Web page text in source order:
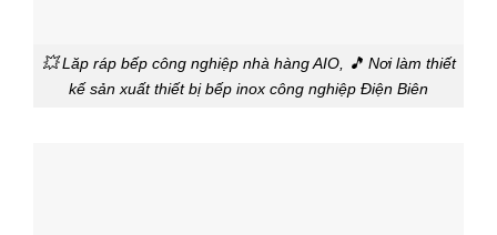
💥 Lăp ráp bếp công nghiệp nhà hàng AIO, 🎵 Nơi làm thiết
kế sản xuất thiết bị bếp inox công nghiệp Điện Biên